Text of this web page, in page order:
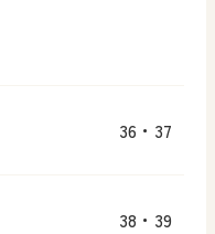
36・37
38・39